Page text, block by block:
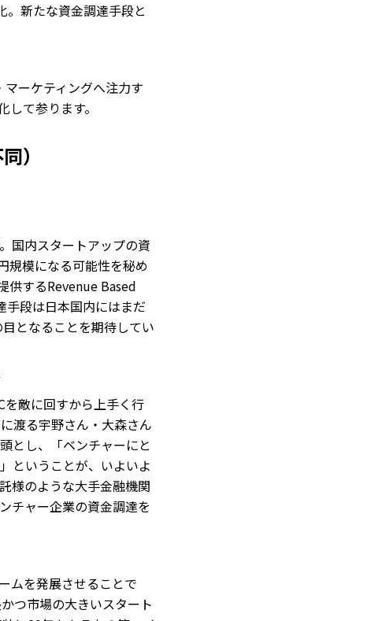
。新たな資金調達手段と
ーケティングへ注力す
て参ります。
）
国内スタートアップの資
規模になる可能性を秘め
供するRevenue Based
手段は日本国内にはまだ
となることを期待してい
を敵に回すから上手く行
渡る宇野さん・大森さん
とし、「ベンチャーにと
ということが、いよいよ
様のような大手金融機関
チャー企業の資金調達を
ムを発展させることで
つ市場の大きいスタート